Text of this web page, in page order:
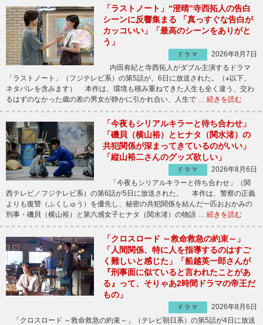
「ラストノート」“澄晴”寺西拓人の告白
シーンに反響集まる 「真っすぐな告白が
カッコいい」「最高のシーンをありがと
う」
ドラマ
2026年8月7日
内田有紀と寺西拓人がダブル主演するドラマ
「ラストノート」（フジテレビ系）の第5話が、6日に放送された。（※以下、
ネタバレを含みます） 本作は、環境も積み重ねてきた人生も全く違う、交わ
るはずのなかった歳の差の男女が静かに引かれ合い、人生で … 続きを読む
「今夜もシリアルキラーと待ち合わせ」
「磯貝（横山裕）とヒナタ（関水渚）の
共犯関係が深まってきているのがいい」
「縦山裕二さんのグッズ欲しい」
ドラマ
2026年8月6日
「今夜もシリアルキラーと待ち合わせ」（関
西テレビ／フジテレビ系）の第6話が5日に放送された。 本作は、警察の正義
よりも復讐（ふくしゅう）を優先し、秘密の共犯関係を結んだ一匹おおかみの
刑事・磯貝（横山裕）と第六感女子ヒナタ（関水渚）の物語 … 続きを読む
「クロスロード ～救命救急の約束～」
「人間関係、特に人を指導するのはすご
く難しいと感じた」「船越英一郎さんが
『刑事面に似ていると言われたことがあ
る』って、そりゃあ2時間ドラマの帝王だ
もの」
ドラマ
2026年8月6日
「クロスロード ～救命救急の約束～」（テレビ朝日系）の第5話が4日に放送